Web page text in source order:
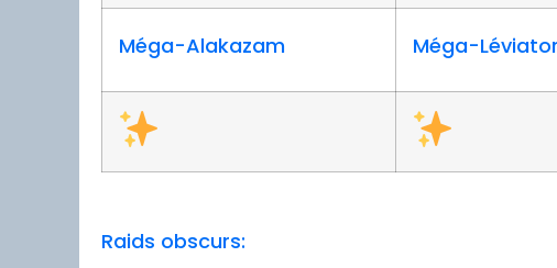
Méga-Alakazam Méga-Léviator
Raids obscurs: